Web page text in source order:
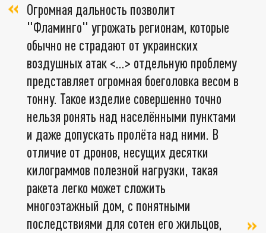
Огромная дальность позволит
"Фламинго" угрожать регионам, которые
обычно не страдают от украинских
воздушных атак <…> отдельную проблему
представляет огромная боеголовка весом в
тонну. Такое изделие совершенно точно
нельзя ронять над населёнными пунктами
и даже допускать пролёта над ними. В
отличие от дронов, несущих десятки
килограммов полезной нагрузки, такая
ракета легко может сложить
многоэтажный дом, с понятными
последствиями для сотен его жильцов,